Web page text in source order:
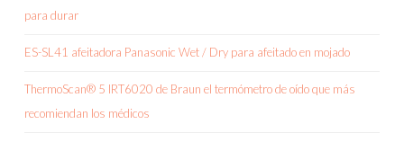
para durar
ES-SL41 afeitadora Panasonic Wet / Dry para afeitado en mojado
ThermoScan® 5 IRT6020 de Braun el termómetro de oído que más
recomiendan los médicos